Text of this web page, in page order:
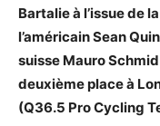
Bartalie à l’issue de
l’américain Sean
suisse Mauro
deuxième place à
(Q36.5 Pro Cycling